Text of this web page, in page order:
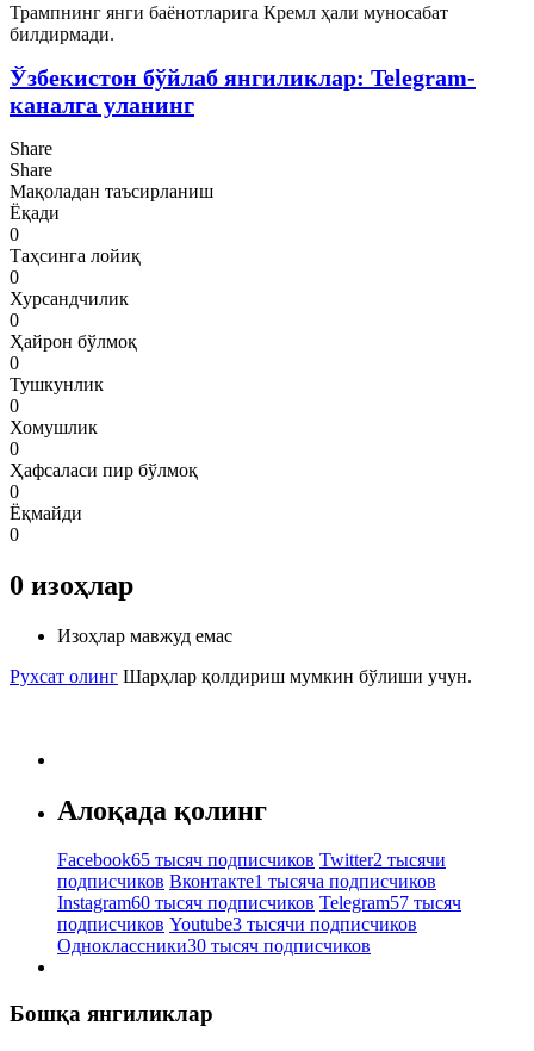
Трампнинг янги баёнотларига Кремл ҳали муносабат
билдирмади.
Ўзбекистон бўйлаб янгиликлар: Telegram-
каналга уланинг
Share
Share
Мақоладан таъсирланиш
Ёқади
0
Таҳсинга лойиқ
0
Хурсандчилик
0
Ҳайрон бўлмоқ
0
Тушкунлик
0
Хомушлик
0
Ҳафсаласи пир бўлмоқ
0
Ёқмайди
0
0 изоҳлар
Изоҳлар мавжуд емас
Рухсат олинг Шарҳлар қолдириш мумкин бўлиши учун.
Алоқада қолинг
Facebook65 тысяч подписчиков Twitter2 тысячи
подписчиков Вконтакте1 тысяча подписчиков
Instagram60 тысяч подписчиков Telegram57 тысяч
подписчиков Youtube3 тысячи подписчиков
Одноклассники30 тысяч подписчиков
Бошқа янгиликлар